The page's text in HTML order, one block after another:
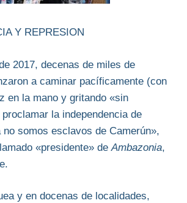
Y REPRESION
2017, decenas de miles de
a caminar pacíficamente (con
en la mano y gritando «sin
la independencia de
no somos esclavos de Camerún»,
«presidente» deAmbazonia,
y en docenas de localidades,